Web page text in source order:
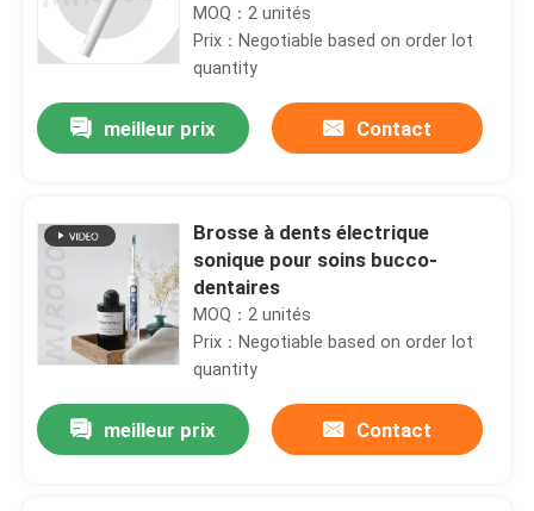
imperméable
MOQ：2 unités
Prix：Negotiable based on order lot
quantity
meilleur prix Contact
Brosse à dents électrique
sonique pour soins bucco-
dentaires
MOQ：2 unités
Prix：Negotiable based on order lot
quantity
meilleur prix Contact